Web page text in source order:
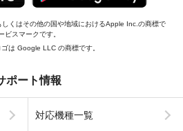
くはその他の国や地域におけるApple Inc.の商標で
スマークです。
は Google LLC の商標です。
ポート情報
対応機種一覧